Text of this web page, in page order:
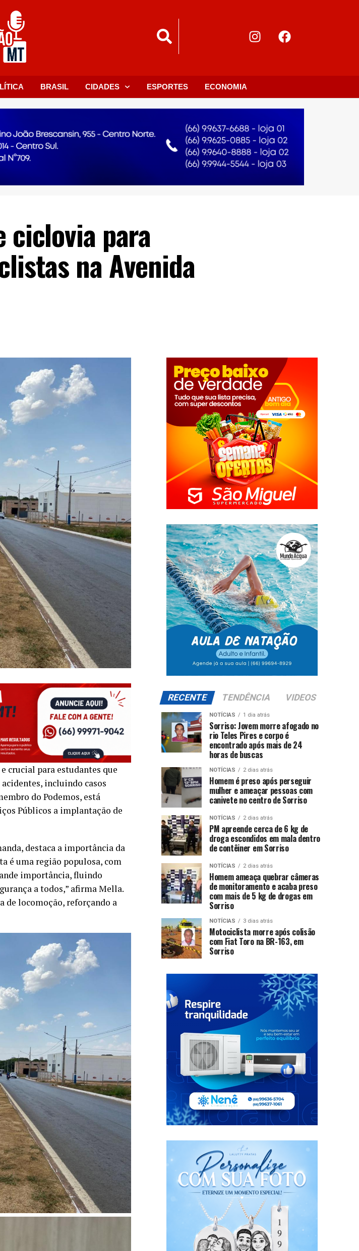
BRASIL CIDADES ESPORTES ECONOMIA
ciclovia para
na Avenida
crucial para estudantes que
incluindo casos
do Podemos, está
Públicos a implantação de
destaca a importância da
é uma região populosa, com
importância, fluindo
a todos,” afirma Mella.
de locomoção, reforçando a
RECENTE TENDÊNCIA VIDEOS
NOTÍCIAS 1 dia atrás
Sorriso: Jovem morre afogado no
rio Teles Pires e corpo é
encontrado após mais de 24
horas de buscas
NOTÍCIAS 2 dias atrás
Homem é preso após perseguir
mulher e ameaçar pessoas com
canivete no centro de Sorriso
NOTÍCIAS 2 dias atrás
PM apreende cerca de 6 kg de
droga escondidos em mala dentro
de contêiner em Sorriso
NOTÍCIAS 2 dias atrás
Homem ameaça quebrar câmeras
de monitoramento e acaba preso
com mais de 5 kg de drogas em
Sorriso
NOTÍCIAS 3 dias atrás
Motociclista morre após colisão
com Fiat Toro na BR-163, em
Sorriso